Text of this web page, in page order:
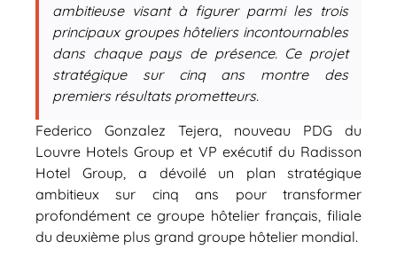
ambitieuse visant à figurer parmi les trois
principaux groupes hôteliers incontournables
dans chaque pays de présence. Ce projet
stratégique sur cinq ans montre des
premiers résultats prometteurs.
Federico Gonzalez Tejera, nouveau PDG du
Louvre Hotels Group et VP exécutif du Radisson
Hotel Group, a dévoilé un plan stratégique
ambitieux sur cinq ans pour transformer
profondément ce groupe hôtelier français, filiale
du deuxième plus grand groupe hôtelier mondial.